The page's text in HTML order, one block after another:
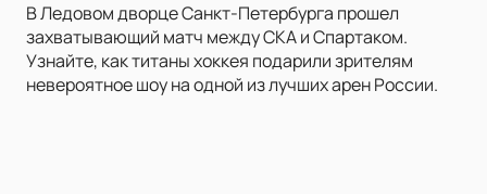
В Ледовом дворце Санкт-Петербурга прошел
захватывающий матч между СКА и Спартаком.
Узнайте, как титаны хоккея подарили зрителям
невероятное шоу на одной из лучших арен России.